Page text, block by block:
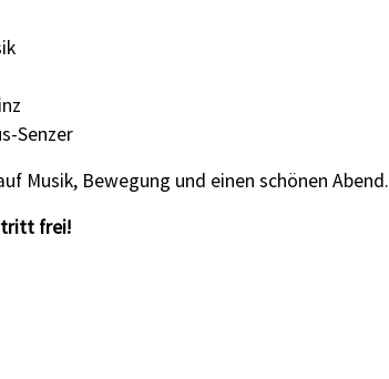
Senzer
Musik, Bewegung und einen schönen Abend.
frei!